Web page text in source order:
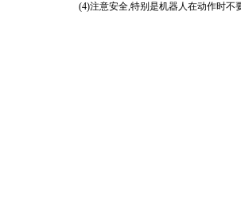
(4)注意安全,特别是机器人在动作时不